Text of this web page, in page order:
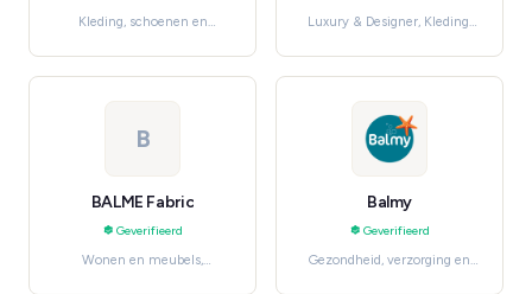
Kleding, schoenen en
Designer
Luxury & Designer, Kleding,
B
BALME Fabric
Geverifieerd
Wonen en meubels,
Balmy
Geverifieerd
Gezondheid, verzorging en